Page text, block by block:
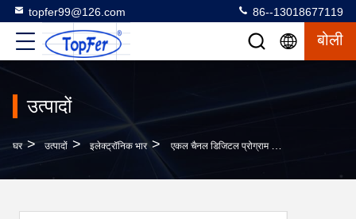
topfer99@126.com 86--13018677119
बोली
उत्पादों
घर > उत्पादों > इलेक्ट्रॉनिक भार > एकल चैनल डिजिटल प्रोग्राम करने योग्य इलेक्ट्रॉनिक भार 1500W 32बिट